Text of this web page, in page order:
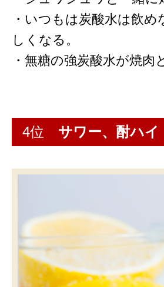
・いつもは炭酸水は飲
しくなる。
・無糖の強炭酸水が焼
4位 サワー、酎ハイ